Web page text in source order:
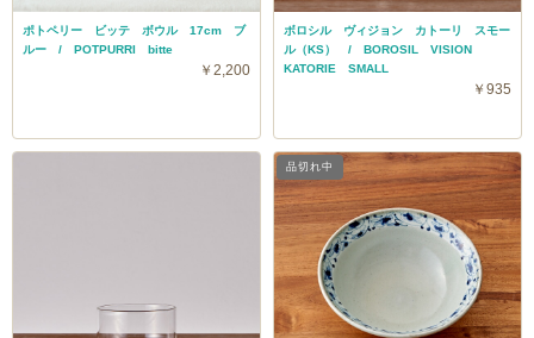
ポトペリー ビッテ ボウル 17cm ブ
ルー / POTPURRI bitte
￥2,200
ボロシル ヴィジョン カトーリ スモー
ル（KS） / BOROSIL VISION
KATORIE SMALL
￥935
品切れ中